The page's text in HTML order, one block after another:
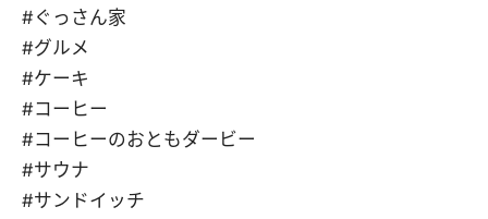
#ぐっさん家
#グルメ
#ケーキ
#コーヒー
#コーヒーのおともダービー
#サウナ
#サンドイッチ